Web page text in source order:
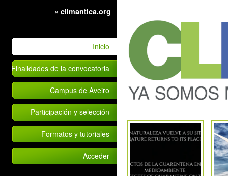
« climantica.org
Inicio
Finalidades de la convocatoria
Campus de Aveiro
Participación y selección
Formatos y tutoriales
Acceder